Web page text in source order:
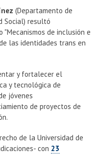
(Departamento de
Social) resultó
de inclusión e
las identidades trans en
y fortalecer el
y tecnológica de
jóvenes
de proyectos de
de la Universidad de
con 23